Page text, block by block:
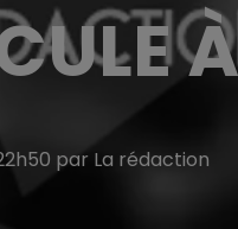
par La rédaction